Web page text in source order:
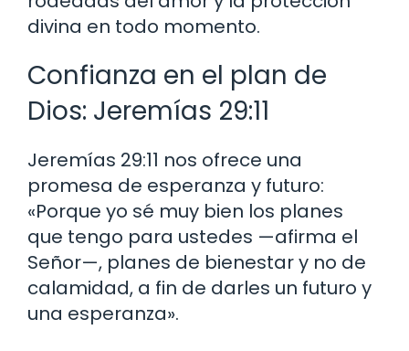
divina en todo momento.
Confianza en el plan de
Dios: Jeremías 29:11
Jeremías 29:11 nos ofrece una
promesa de esperanza y futuro:
«Porque yo sé muy bien los planes
que tengo para ustedes —afirma el
Señor—, planes de bienestar y no de
calamidad, a fin de darles un futuro y
una esperanza».